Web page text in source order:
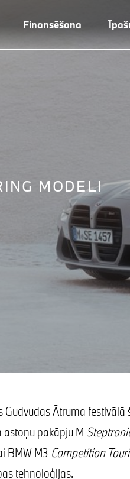
Finansēšana
MODELI
Ātruma
pakāpju M
BMW M3 Competition
tehnoloģijas.